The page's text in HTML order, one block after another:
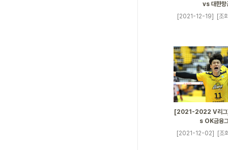
vs 대한항
[2021-12-19]
[조
[2021-2022 V리그
s OK금융
[2021-12-02]
[조